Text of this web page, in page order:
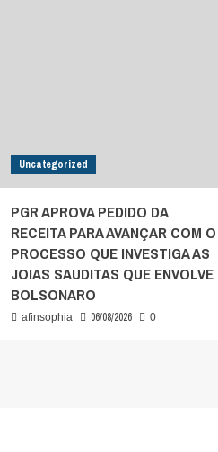
Uncategorized
PGR APROVA PEDIDO DA
RECEITA PARA AVANÇAR COM O
PROCESSO QUE INVESTIGA AS
JOIAS SAUDITAS QUE ENVOLVE
BOLSONARO
afinsophia 06/08/2026 0